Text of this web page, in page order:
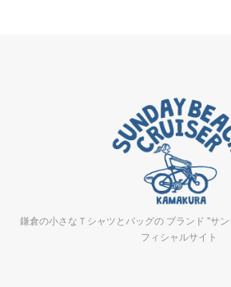
鎌倉の小さなＴシャツとバッグの ブランド "サ
フィシャルサイト